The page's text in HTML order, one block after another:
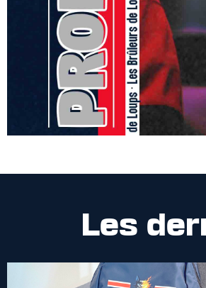
Les